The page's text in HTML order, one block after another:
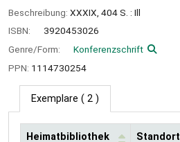
Beschreibung: XXXIX, 404 S. : Ill
ISBN:
3920453026
Genre/Form:
Konferenzschrift
PPN: 1114730254
Exemplare ( 2 )
Heimatbibliothek Standort